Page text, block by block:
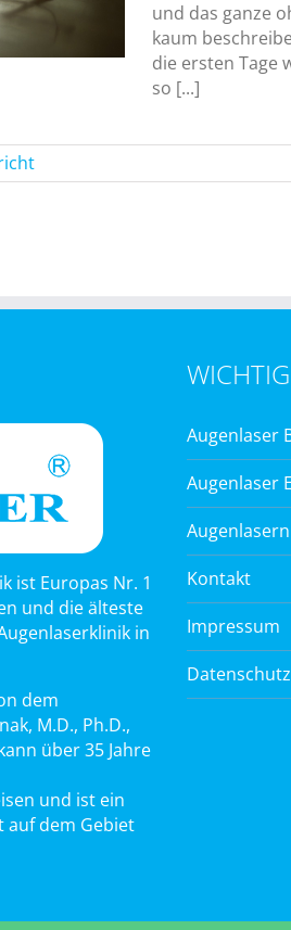
und das ganze
kaum
die ersten Tage
so [...]
ist Europas Nr. 1
und die älteste
in
dem
M.D., Ph.D.,
über 35 Jahre
und ist ein
auf dem Gebiet
Augenlaser
Augenlaser
Kontakt
Impressum